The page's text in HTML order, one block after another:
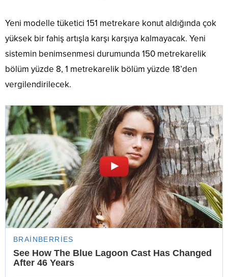
Yeni modelle tüketici 151 metrekare konut aldığında çok
yüksek bir fahiş artışla karşı karşıya kalmayacak. Yeni
sistemin benimsenmesi durumunda 150 metrekarelik
bölüm yüzde 8, 1 metrekarelik bölüm yüzde 18’den
vergilendirilecek.